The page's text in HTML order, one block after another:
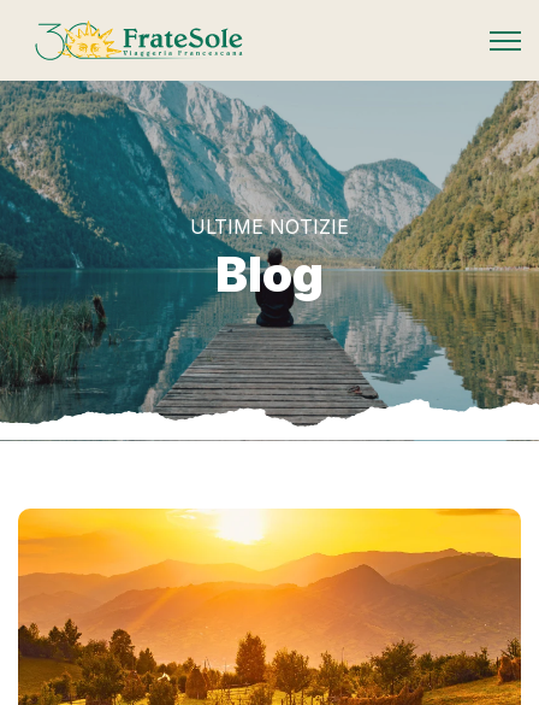
FrateSole Viaggeria Francescana
ULTIME NOTIZIE
Blog